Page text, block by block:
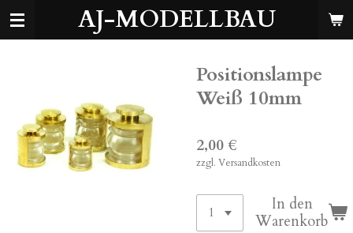
Zum
AJ-MODELLBAU
Positionslampe
Weiß 10mm
2,00 €
zzgl. Versandkosten
In den
Warenkorb